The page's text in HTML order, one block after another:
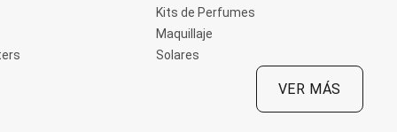
Kits de Perfumes
Maquillaje
Solares
VER MÁS